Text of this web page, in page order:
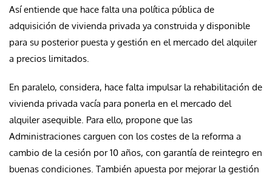
Así entiende que hace falta una política pública de
adquisición de vivienda privada ya construida y disponible
para su posterior puesta y gestión en el mercado del alquiler
a precios limitados.
En paralelo, considera, hace falta impulsar la rehabilitación de
vivienda privada vacía para ponerla en el mercado del
alquiler asequible. Para ello, propone que las
Administraciones carguen con los costes de la reforma a
cambio de la cesión por 10 años, con garantía de reintegro en
buenas condiciones. También apuesta por mejorar la gestión